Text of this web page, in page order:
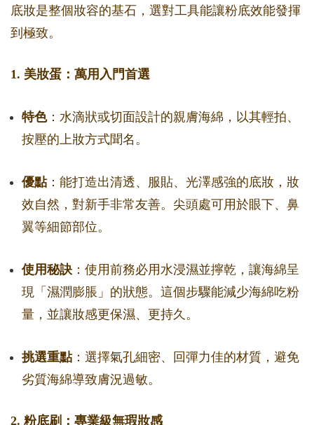
底妝是整個妝容的基石，選對工具能讓粉底效能發揮
到極致。
1. 美妝蛋：萬用入門首選
特色：水滴狀或切面設計的親膚海綿，以其輕拍、
按壓的上妝方式聞名。
優點：能打造出清透、服貼、光澤感強的底妝，妝
效自然，對新手非常友善。尖頭處可用於眼下、鼻
翼等細節部位。
使用秘訣 ：使用前務必用水浸濕並擰乾，讓海綿呈
現「濕潤膨脹」的狀態。這個步驟能減少海綿吃粉
量，並讓妝感更保濕、更持久。
挑選重點：選擇氣孔細密、回彈力佳的材質，避免
劣質海綿導致膚況過敏。
2. 粉底刷：專業級無瑕妝感